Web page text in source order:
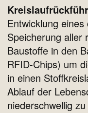
Entwicklung
Speicherung aller
Baustoffe in den
RFID-Chips) um
in einen
Ablauf der
niederschwellig